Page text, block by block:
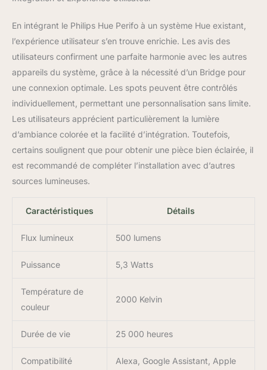
En intégrant le Philips Hue Perifo à un système Hue existant,
l’expérience utilisateur s’en trouve enrichie. Les avis des
utilisateurs confirment une parfaite harmonie avec les autres
appareils du système, grâce à la nécessité d’un Bridge pour
une connexion optimale. Les spots peuvent être contrôlés
individuellement, permettant une personnalisation sans limite.
Les utilisateurs apprécient particulièrement la lumière
d’ambiance colorée et la facilité d’intégration. Toutefois,
certains soulignent que pour obtenir une pièce bien éclairée, il
est recommandé de compléter l’installation avec d’autres
sources lumineuses.
Caractéristiques Détails
Flux lumineux 500 lumens
Puissance 5,3 Watts
Température de
couleur
2000 Kelvin
Durée de vie 25 000 heures
Compatibilité
Alexa, Google Assistant, Apple